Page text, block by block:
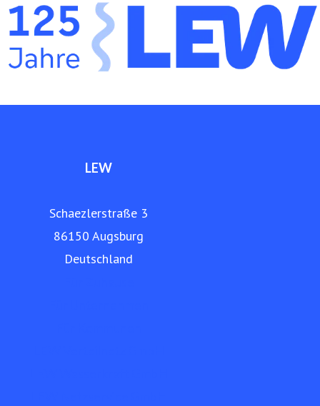
Netz- und Anlagenbau, Energieerzeugung, Elektromobilität
und Telekommunikation an. Die LEW betreibt ein eigenes,
über 9.000 Kilometer langes Glasfasernetz in der Region.
www.lew.de
LEW
Schaezlerstraße 3
86150 Augsburg
Deutschland